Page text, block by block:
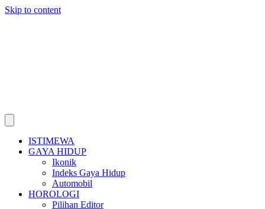
Skip to content
ISTIMEWA
GAYA HIDUP
Ikonik
Indeks Gaya Hidup
Automobil
HOROLOGI
Pilihan Editor